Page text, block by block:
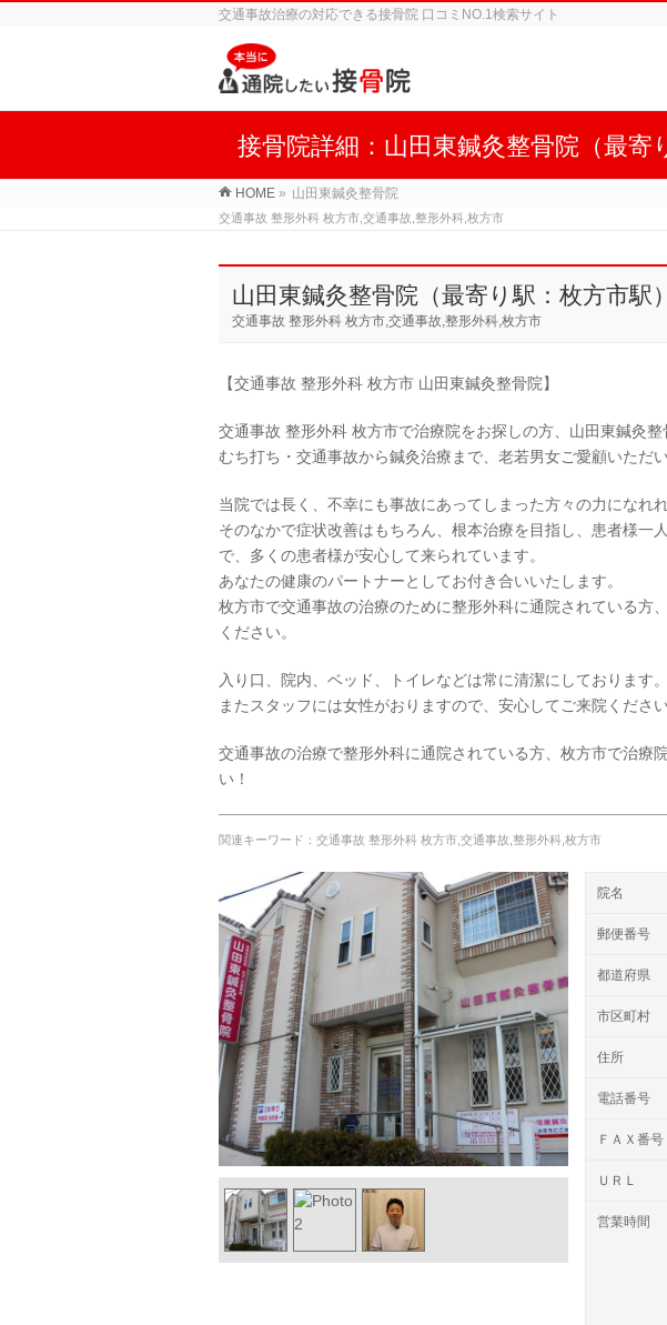
交通事故治療の対応できる接骨院 口コミNO.1検索サイト
接骨院詳細：山田東鍼灸整骨院（最寄
HOME » 山田東鍼灸整骨院
交通事故 整形外科 枚方市,交通事故,整形外科,枚方市
山田東鍼灸整骨院（最寄り駅：枚方市駅）
交通事故 整形外科 枚方市,交通事故,整形外科,枚方市
【交通事故 整形外科 枚方市 山田東鍼灸整骨院】
交通事故 整形外科 枚方市で治療院をお探しの方、山田東鍼灸整
むち打ち・交通事故から鍼灸治療まで、老若男女ご愛顧いただい
当院では長く、不幸にも事故にあってしまった方々の力になれ
そのなかで症状改善はもちろん、根本治療を目指し、患者様一
で、多くの患者様が安心して来られています。
あなたの健康のパートナーとしてお付き合いいたします。
枚方市で交通事故の治療のために整形外科に通院されている方
ください。
入り口、院内、ベッド、トイレなどは常に清潔にしております。
またスタッフには女性がおりますので、安心してご来院ください
交通事故の治療で整形外科に通院されている方、枚方市で治療
い！
関連キーワード：交通事故 整形外科 枚方市,交通事故,整形外科,枚方市
院名
郵便番号
都道府県
市区町村
住所
電話番号
ＦＡＸ番号
ＵＲＬ
営業時間